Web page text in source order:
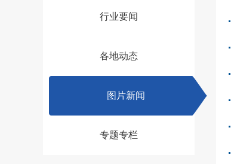
行业要闻
各地动态
图片新闻
专题专栏